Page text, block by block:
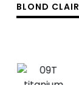
BLOND CLAIR